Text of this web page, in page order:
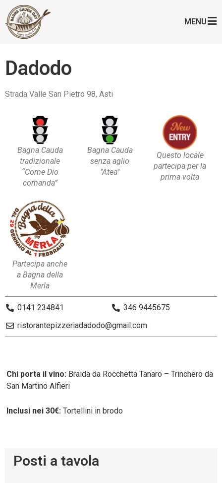
MENU
Dadodo
Strada Valle San Pietro 98, Asti
Bagna Cauda
tradizionale
“Come Dio
comanda”
Bagna Cauda
senza aglio
"Atea"
Questo locale
partecipa per la
prima volta
Partecipa anche
a Bagna della
Merla
0141 234841
346 9445675
ristorantepizzeriadadodo@gmail.com
Chi porta il vino: Braida da Rocchetta Tanaro – Trinchero da
San Martino Alfieri
Inclusi nei 30€: Tortellini in brodo
Posti a tavola